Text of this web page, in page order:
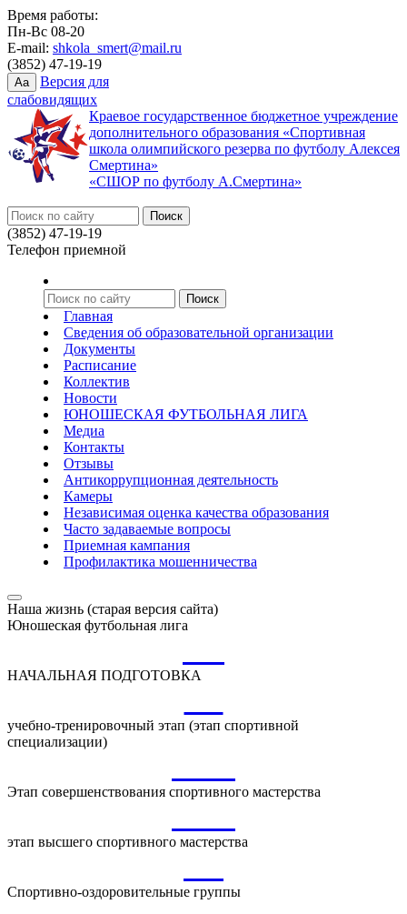
Время работы:
Пн-Вс 08-20
E-mail: shkola_smert@mail.ru
(3852) 47-19-19
Aa
Версия для
слабовидящих
Краевое государственное бюджетное учреждение
дополнительного образования «Спортивная
школа олимпийского резерва по футболу Алексея
Смертина»
«СШОР по футболу А.Смертина»
(3852) 47-19-19
Телефон приемной
Главная
Сведения об образовательной организации
Документы
Расписание
Коллектив
Новости
ЮНОШЕСКАЯ ФУТБОЛЬНАЯ ЛИГА
Медиа
Контакты
Отзывы
Антикоррупционная деятельность
Камеры
Независимая оценка качества образования
Часто задаваемые вопросы
Приемная кампания
Профилактика мошенничества
Наша жизнь (старая версия сайта)
Юношеская футбольная лига
НАЧАЛЬНАЯ ПОДГОТОВКА
учебно-тренировочный этап (этап спортивной
специализации)
Этап совершенствования спортивного мастерства
этап высшего спортивного мастерства
Спортивно-оздоровительные группы